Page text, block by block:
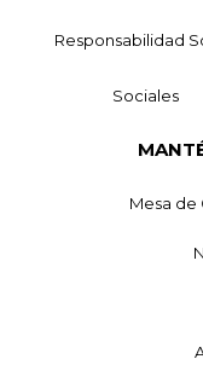
Responsabilidad
Sociales
Mesa de